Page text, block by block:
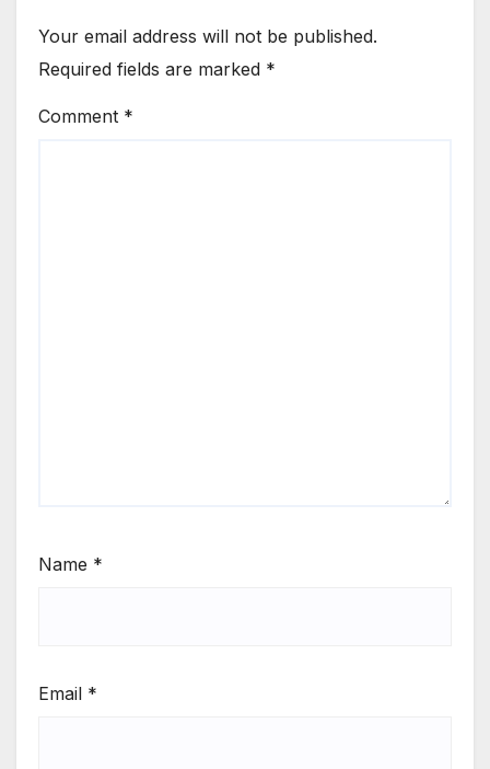
Your email address will not be published.
Required fields are marked *
Comment *
Name *
Email *